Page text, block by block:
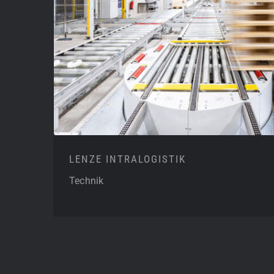
LENZE
LENZE INTRALOGISTIK
Technik